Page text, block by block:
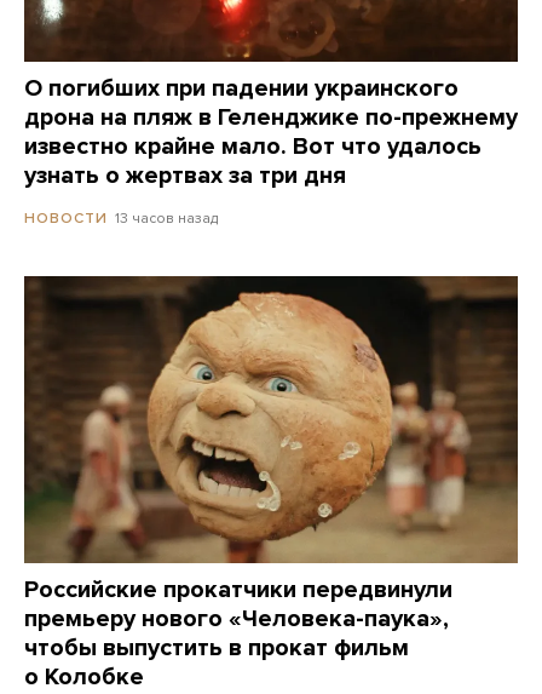
О погибших при падении украинского
дрона на пляж в Геленджике по-прежнему
известно крайне мало. Вот что удалось
узнать о жертвах за три дня
НОВОСТИ 13 часов назад
Российские прокатчики передвинули
премьеру нового «Человека-паука»,
чтобы выпустить в прокат фильм
о Колобке